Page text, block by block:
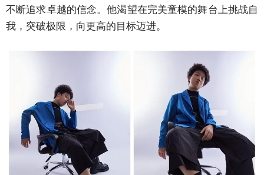
不断追求卓越的信念。他渴望在完美童模的舞台上挑战自
我，突破极限，向更高的目标迈进。